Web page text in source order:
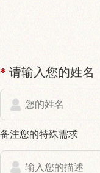
* 请输入您的姓名
备注您的特殊需求